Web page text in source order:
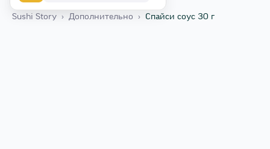
Sushi Story › Дополнительно › Спайси соус 30 г